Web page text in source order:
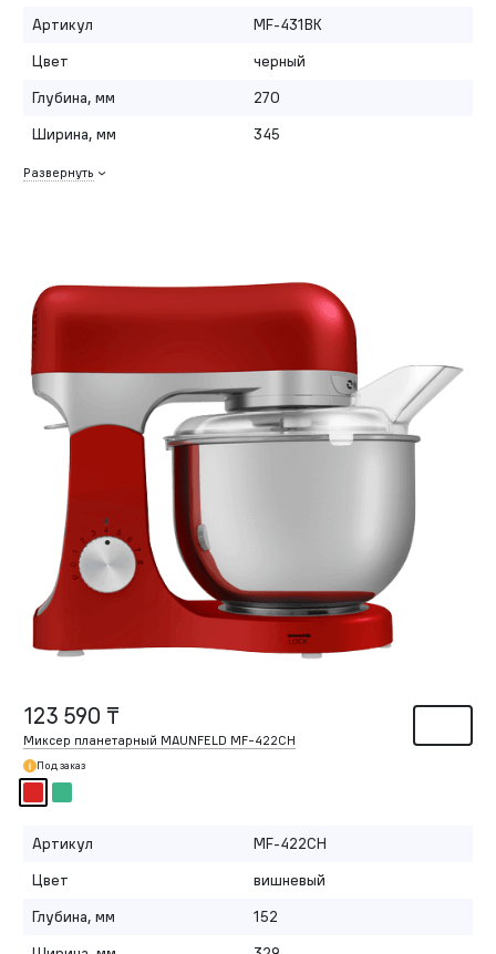
Артикул
MF-431BK
Цвет
черный
Глубина, мм
270
Ширина, мм
345
Развернуть
123 590 ₸
Миксер планетарный MAUNFELD MF-422CH
Под заказ
Артикул
MF-422CH
Цвет
вишневый
Глубина, мм
152